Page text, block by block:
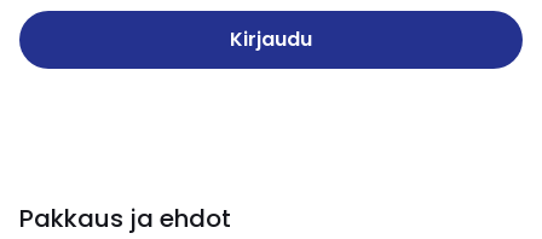
Kirjaudu
Pakkaus ja ehdot